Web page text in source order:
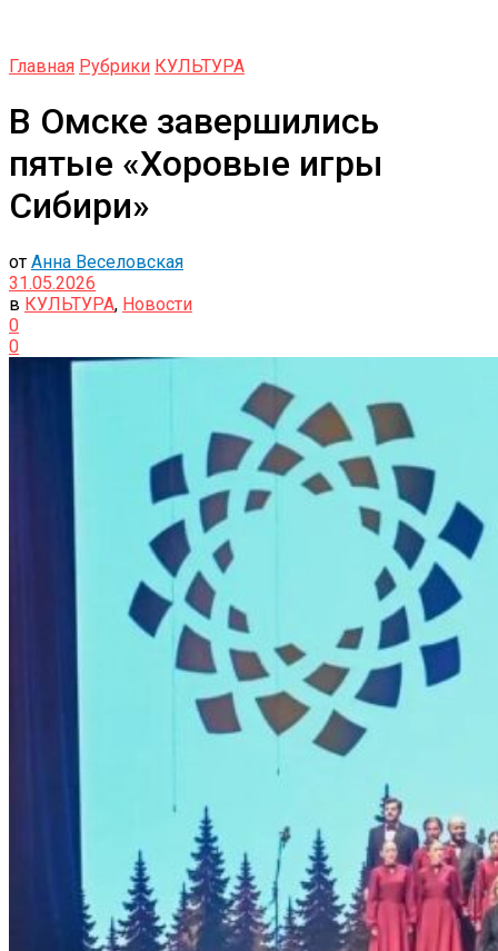
Главная Рубрики КУЛЬТУРА
В Омске завершились
пятые «Хоровые игры
Сибири»
от Анна Веселовская
31.05.2026
в КУЛЬТУРА, Новости
0
0